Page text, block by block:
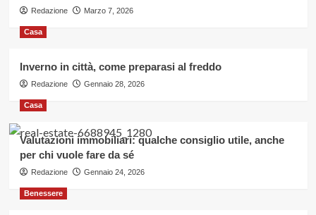
Redazione Marzo 7, 2026
Casa
Inverno in città, come preparasi al freddo
Redazione Gennaio 28, 2026
Casa
Valutazioni immobiliari: qualche consiglio utile, anche
per chi vuole fare da sé
Redazione Gennaio 24, 2026
Benessere